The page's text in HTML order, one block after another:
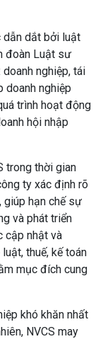
dẫn dắt bởi luật
đoàn Luật sư
nghiệp, tái
doanh nghiệp
trình hoạt động
hội nhập
trong thời gian
ty xác định rõ
giúp hạn chế sự
và phát triển
cập nhật và
thuế, kế toán
mục đích cung
khó khăn nhất
NVCS may